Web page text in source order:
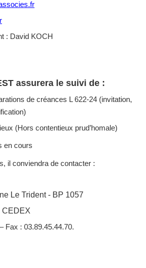
: David KOCH
assurera le suivi de :
de créances L 622-24 (invitation,
(Hors contentieux prud’homale)
cours
il conviendra de contacter :
Le Trident - BP 1057
CEDEX
Fax : 03.89.45.44.70.